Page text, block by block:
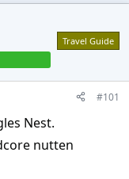
Travel Guide
#101
Nest.
nutten